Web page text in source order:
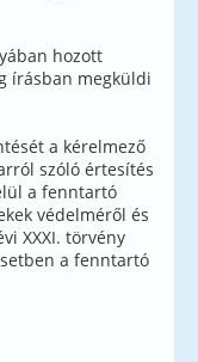
hozott
írásban megküldi
a kérelmező
szóló értesítés
a fenntartó
védelméről és
XXXI. törvény
a fenntartó